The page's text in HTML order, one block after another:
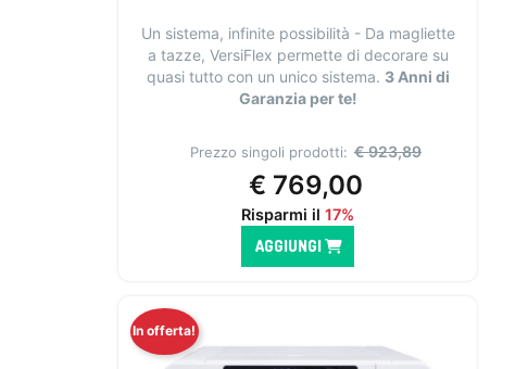
Un sistema, infinite possibilità - Da magliette
a tazze, VersiFlex permette di decorare su
quasi tutto con un unico sistema. 3 Anni di
Garanzia per te!
Prezzo singoli prodotti: €923,89
€ 769,00
Risparmi il 17%
AGGIUNGI
In offerta!